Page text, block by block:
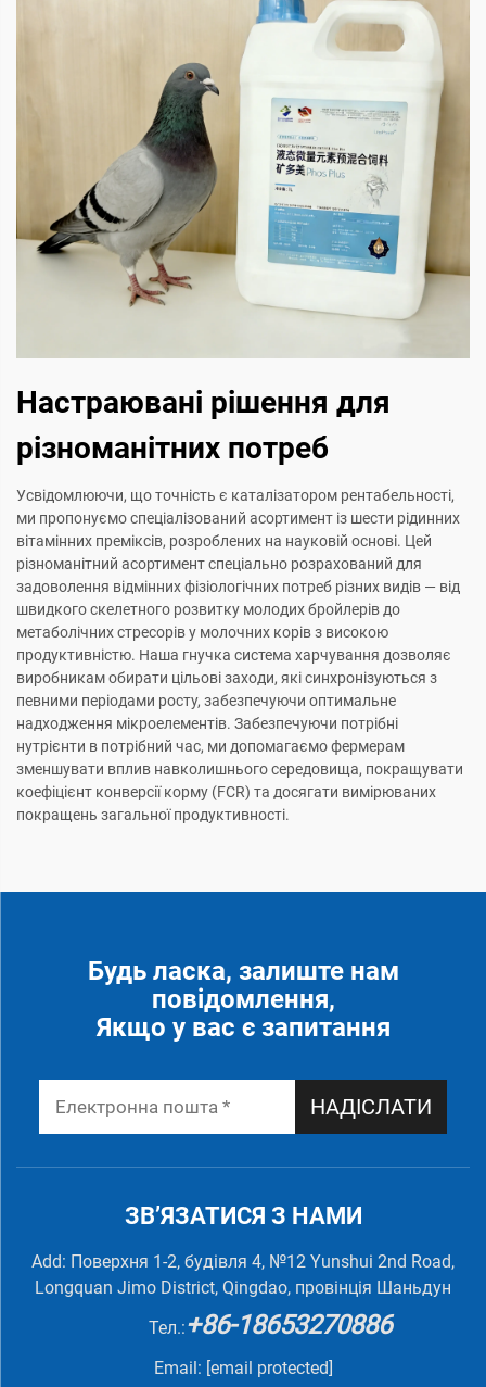
Настраювані рішення для
різноманітних потреб
Усвідомлюючи, що точність є каталізатором рентабельності,
ми пропонуємо спеціалізований асортимент із шести рідинних
вітамінних преміксів, розроблених на науковій основі. Цей
різноманітний асортимент спеціально розрахований для
задоволення відмінних фізіологічних потреб різних видів — від
швидкого скелетного розвитку молодих бройлерів до
метаболічних стресорів у молочних корів з високою
продуктивністю. Наша гнучка система харчування дозволяє
виробникам обирати цільові заходи, які синхронізуються з
певними періодами росту, забезпечуючи оптимальне
надходження мікроелементів. Забезпечуючи потрібні
нутрієнти в потрібний час, ми допомагаємо фермерам
зменшувати вплив навколишнього середовища, покращувати
коефіцієнт конверсії корму (FCR) та досягати вимірюваних
покращень загальної продуктивності.
Будь ласка, залиште нам
повідомлення,
Якщо у вас є запитання
НАДІСЛАТИ
ЗВ’ЯЗАТИСЯ З НАМИ
Add: Поверхня 1-2, будівля 4, №12 Yunshui 2nd Road,
Longquan Jimo District, Qingdao, провінція Шаньдун
Тел.:+86-18653270886
Email: [email protected]